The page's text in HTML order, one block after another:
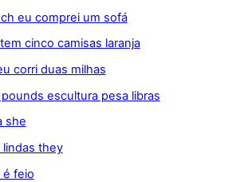
eu comprei um sofá
cinco camisas laranja
corri duas milhas
escultura pesa libras
she
lindas they
é feio